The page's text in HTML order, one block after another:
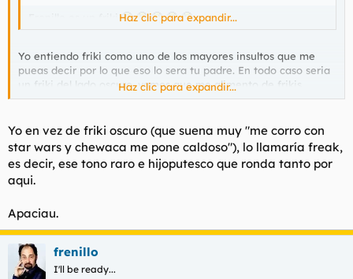
Frenillo es un frikiHaz clic para expandir...
Yo entiendo friki como uno de los mayores insultos que me
pueas decir por lo que eso lo sera tu padre. En todo caso seria
un friki del lado oscuro, vamos que me alimento de frikis.
diferente, muy abundante en este foro y mas que
probablemente la peor clases de frikis
Haz clic para expandir...
Yo en vez de friki oscuro (que suena muy "me corro con
star wars y chewaca me pone caldoso"), lo llamaría freak,
es decir, ese tono raro e hijoputesco que ronda tanto por
aqui.
Apaciau.
frenillo
I'll be ready...